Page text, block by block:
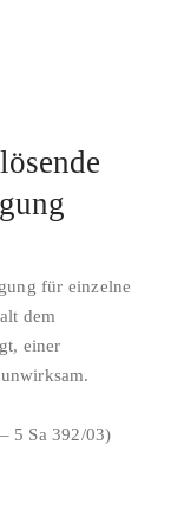
für einzelne
dem
einer
5 Sa 392/03)